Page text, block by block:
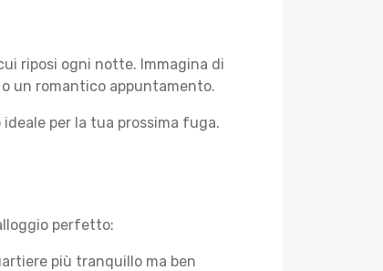
riposi ogni notte. Immagina di
un romantico appuntamento.
per la tua prossima fuga.
perfetto:
più tranquillo ma ben